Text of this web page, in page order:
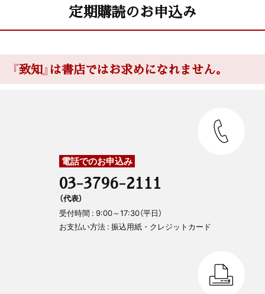
定期購読のお申込み
『致知』は書店ではお求めになれません。
電話でのお申込み
03-3796-2111
（代表）
受付時間 : 9:00～17:30（平日）
お支払い方法 : 振込用紙・クレジットカード